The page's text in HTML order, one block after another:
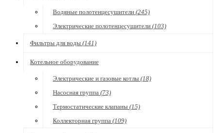
Водяные полотенцесушители (245)
Электрические полотенцесушители (103)
Фильтры для воды (141)
Котельное оборудование
Электрические и газовые котлы (18)
Насосная группа (73)
Термостатические клапаны (15)
Коллекторная группа (109)